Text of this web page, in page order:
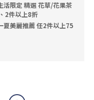
活限定 精選 花草/花果茶
2件以上8折
夏美麗推薦 任2件以上75